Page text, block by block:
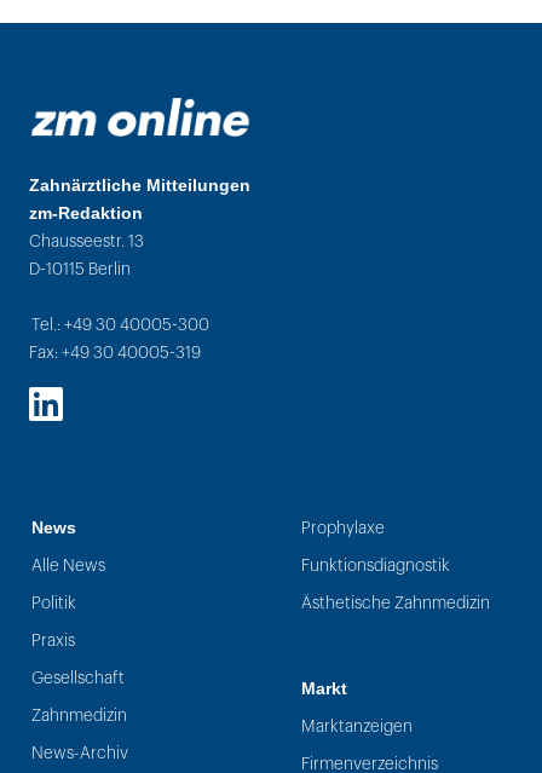
Zahnärztliche Mitteilungen
zm-Redaktion
Chausseestr. 13
D-10115 Berlin
Tel.: +49 30 40005-300
Fax: +49 30 40005-319
LinkedIn
News
Alle News
Politik
Praxis
Gesellschaft
Zahnmedizin
News-Archiv
Prophylaxe
Funktionsdiagnostik
Ästhetische Zahnmedizin
Markt
Marktanzeigen
Firmenverzeichnis